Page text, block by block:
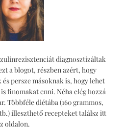
diagnosztizáltak
a blogot, részben azért, hogy
persze másoknak is, hogy lehet
finomakat enni. Néha elég hozzá
Többféle diétába (160 grammos,
illeszthető recepteket találsz itt
oldalon.